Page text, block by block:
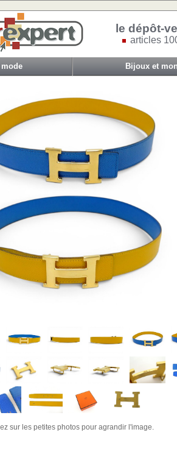
le dépôt-
articles
Bijoux et
sur les petites photos pour agrandir l'image.